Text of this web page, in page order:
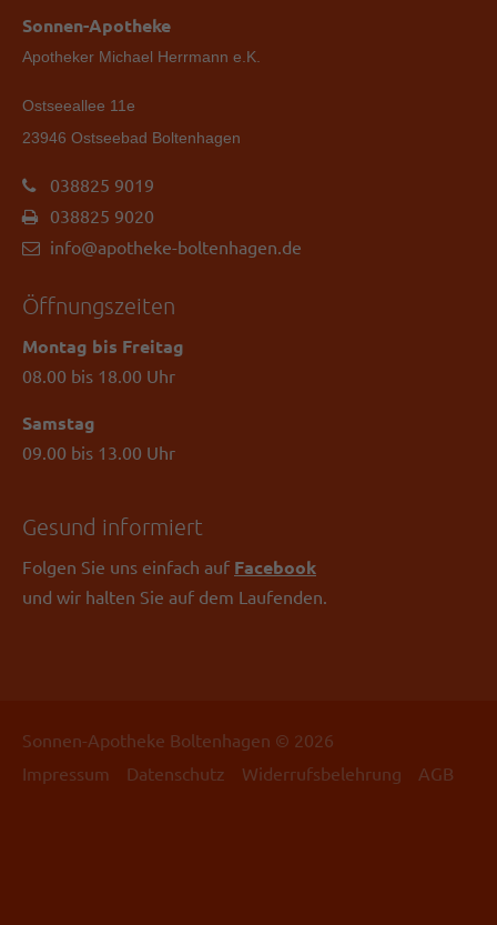
Sonnen-Apotheke
Apotheker Michael Herrmann e.K.
Ostseeallee 11e
23946 Ostseebad Boltenhagen
038825 9019
038825 9020
info@apotheke-boltenhagen.de
Öffnungszeiten
Montag bis Freitag
08.00 bis 18.00 Uhr
Samstag
09.00 bis 13.00 Uhr
Gesund informiert
Folgen Sie uns einfach auf Facebook
und wir halten Sie auf dem Laufenden.
Sonnen-Apotheke Boltenhagen © 2026
Impressum
Datenschutz Widerrufsbelehrung AGB